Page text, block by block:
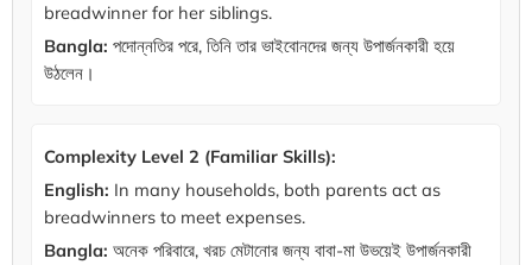
breadwinner for her siblings.
Bangla: পদোন্নতির পরে, তিনি তার ভাইবোনদের জন্য উপার্জনকারী হয়ে
উঠলেন।
Complexity Level 2 (Familiar Skills):
English: In many households, both parents act as
breadwinners to meet expenses.
Bangla: অনেক পরিবারে, খরচ মেটানোর জন্য বাবা-মা উভয়েই উপার্জনকারী